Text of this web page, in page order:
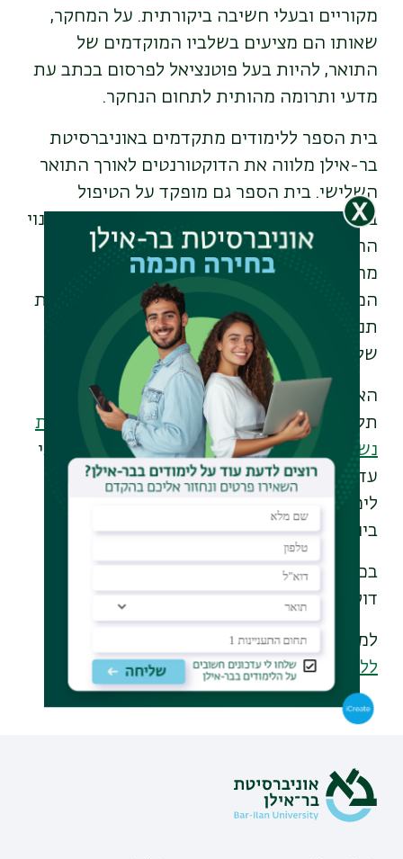
מקוריים ובעלי חשיבה ביקורתית. על המחקר,
שאותו הם מציעים בשלביו המוקדמים של
התואר, להיות בעל פוטנציאל לפרסום בכתב עת
מדעי ותרומה מהותית לתחום הנחקר.
בית הספר ללימודים מתקדמים באוניברסיטת
בר-אילן מלווה את הדוקטורנטים לאורך התואר
השלישי. בית הספר גם מופקד על הטיפול
באישור תוכניות לימודים לתואר שלישי ועל מינוי
החוקרים הבכירים המורשים להנחות תלמידי
מחקר. הוועדה מטפלת בפניותיהם של
המעוניינים להתקבל ללימודי דוקטורט, בקביעת
תנאי הקבלה, אישור הצעת המחקר ובשיפוטה
של העבודה בסופו של דבר.
האוניברסיטה משקיעה משאבים רבים בעידוד
תלמידי המחקר, בין היתר על ידי הענקת
מלגות
נשיא
לדוקטורנטים מצטיינים, על בסיס תחרותי
עד סכום של 72,000 ש"ח בשנה, פטור משכר
לימוד והשתתפות במימון הצגת המחקר בכנס
בינלאומי.
בכל שנה מעניקה אוניברסיטת בר-אילן תארי
דוקטור למאות סטודנטים, ועל כך גאוותה.
למידע נוסף בואו לבקר באתר
ללימודים מתקדמים